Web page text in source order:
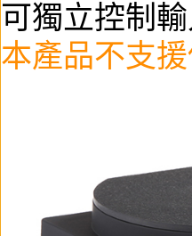
可獨立控制
本產品不支